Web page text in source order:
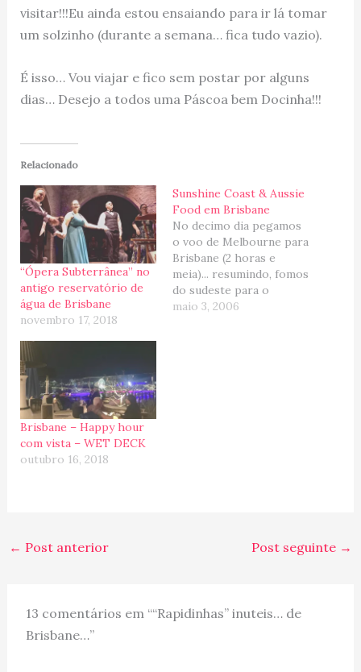
visitar!!!Eu ainda estou ensaiando para ir lá tomar
um solzinho (durante a semana… fica tudo vazio).
É isso… Vou viajar e fico sem postar por alguns
dias… Desejo a todos uma Páscoa bem Docinha!!!
Relacionado
“Ópera Subterrânea” no
antigo reservatório de
água de Brisbane
novembro 17, 2018
Sunshine Coast & Aussie
Food em Brisbane
No decimo dia pegamos
o voo de Melbourne para
Brisbane (2 horas e
meia)... resumindo, fomos
do sudeste para o
nordeste do pais.... do
maio 3, 2006
Brisbane – Happy hour
com vista – WET DECK
outubro 16, 2018
← Post anterior Post seguinte →
13 comentários em ““Rapidinhas” inuteis… de
Brisbane…”